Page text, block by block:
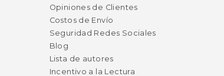
Opiniones de Clientes
Costos de Envío
Seguridad Redes Sociales
Blog
Lista de autores
Incentivo a la Lectura